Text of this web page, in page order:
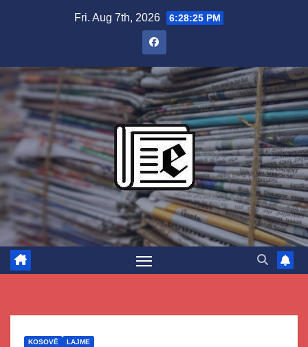
Fri. Aug 7th, 2026 6:28:26 PM
KOSOVË LAJME